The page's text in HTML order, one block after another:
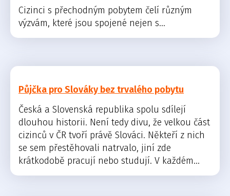
Cizinci s přechodným pobytem čelí různým
výzvám, které jsou spojené nejen s...
Půjčka pro Slováky bez trvalého pobytu
Česká a Slovenská republika spolu sdílejí
dlouhou historii. Není tedy divu, že velkou část
cizinců v ČR tvoří právě Slováci. Někteří z nich
se sem přestěhovali natrvalo, jiní zde
krátkodobě pracují nebo studují. V každém...